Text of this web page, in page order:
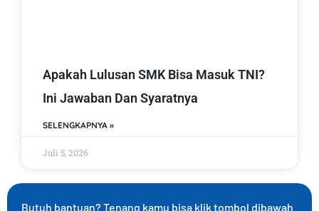
Apakah Lulusan SMK Bisa Masuk TNI?
Ini Jawaban Dan Syaratnya
SELENGKAPNYA »
Juli 5, 2026
Butuh bantuan? Tenang kamu bisa klik tombol dibawah